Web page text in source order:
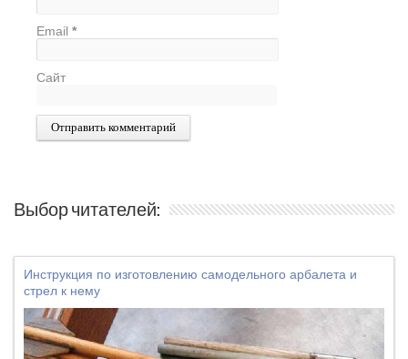
Email *
Сайт
Выбор читателей:
Инструкция по изготовлению самодельного арбалета и
стрел к нему